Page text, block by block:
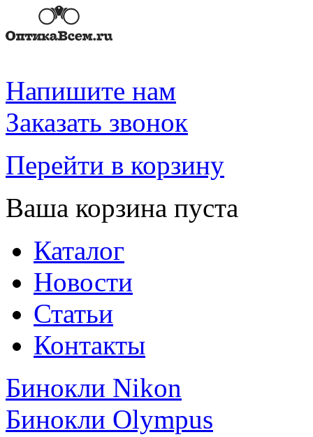
Напишите нам
Заказать звонок
Перейти в корзину
Ваша корзина пуста
Каталог
Новости
Статьи
Контакты
Бинокли Nikon
Бинокли Olympus